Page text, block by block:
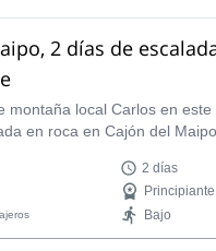
2 días de
montaña local Carlos en este
en roca en Cajón del
de escalada en los Andes
2 días
Principiante
Bajo